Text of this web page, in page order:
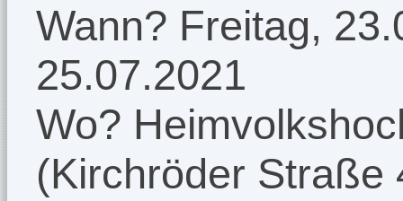
Wann? Freitag,
25.07.2021
Wo?
(Kirchröder Straße